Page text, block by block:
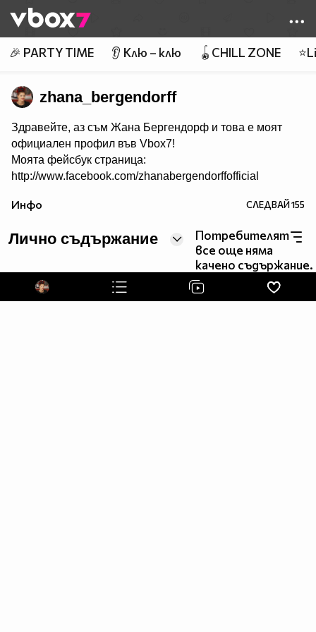
👾
🎉 PARTY TIME 👂 Клю – клю 🪀CHILL ZONE
zhana_bergendorff
Здравейте, аз съм Жана Бергендорф и това е моят
официален профил във Vbox7!
Моята фейсбук страница:
http://www.facebook.com/zhanabergendorffofficial
Инфо СЛЕДВАЙ155
Лично съдържание
Потребителят
все още няма
качено съдържание.